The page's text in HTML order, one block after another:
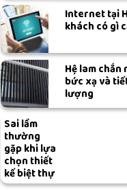
Internet tại
khách có gì
Hệ lam chắn
bức xạ và
lượng
Sai lầm
thường
gặp khi lựa
chọn thiết
kế biệt thự